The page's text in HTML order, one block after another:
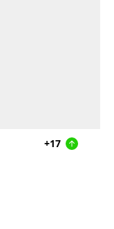
+17